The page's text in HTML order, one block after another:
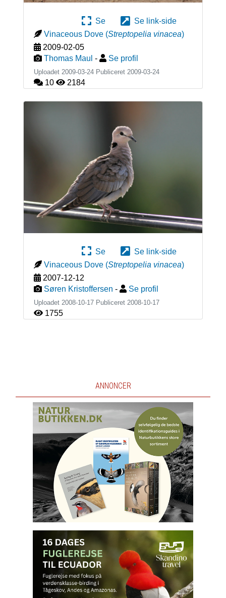
Se
Se link-side
Vinaceous Dove (Streptopelia vinacea)
2009-02-05
Thomas Maul - Se profil
Uploadet 2009-03-24 Publiceret 2009-03-24
10 2184
Se
Se link-side
Vinaceous Dove (Streptopelia vinacea)
2007-12-12
Søren Kristoffersen - Se profil
Uploadet 2008-10-17 Publiceret 2008-10-17
1755
ANNONCER